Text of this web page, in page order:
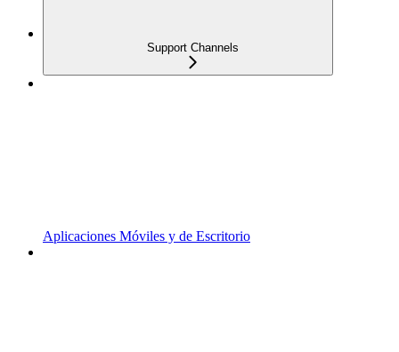
Support Channels
Aplicaciones Móviles y de Escritorio